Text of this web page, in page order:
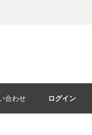
合わせ ログイン